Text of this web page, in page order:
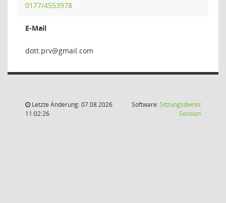
0177/4553978
E-Mail
vrp.
Letzte Änderung: 07.08.2026
11:02:26
Software:Sitzungsdienst
Session(Wird in